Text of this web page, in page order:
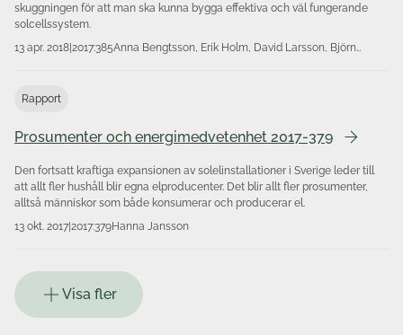
skuggningen för att man ska kunna bygga effektiva och väl fungerande
solcellssystem.
13 apr. 2018|2017:385Anna Bengtsson, Erik Holm, David Larsson, Björn
Rapport
Prosumenter och energimedvetenhet 2017-379
Den fortsatt kraftiga expansionen av solelinstallationer i Sverige leder till
att allt fler hushåll blir egna elproducenter. Det blir allt fler prosumenter,
alltså människor som både konsumerar och producerar el.
13 okt. 2017 2017:379Hanna Jansson
Visa fler